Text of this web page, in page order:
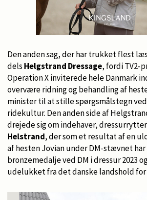
Den anden sag, der har trukket flest
dels Helgstrand Dressage, fordi TV2-
Operation X inviterede hele Danmark
overvære ridning og behandling af
minister til at stille spørgsmålstegn
ridekultur. Den anden side af
drejede sig om indehaver, dressurrytter
Helstrand, der som et resultat af en
af hesten Jovian under DM-stævnet
bronzemedalje ved DM i dressur 2023
udelukket fra det danske landshold for